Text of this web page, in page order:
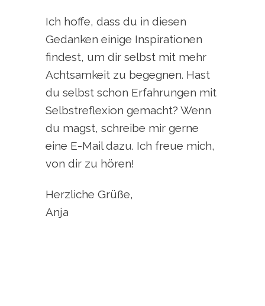
Ich hoffe, dass du in diesen
Gedanken einige Inspirationen
findest, um dir selbst mit mehr
Achtsamkeit zu begegnen. Hast
du selbst schon Erfahrungen mit
Selbstreflexion gemacht? Wenn
du magst, schreibe mir gerne
eine E-Mail dazu. Ich freue mich,
von dir zu hören!
Herzliche Grüße,
Anja